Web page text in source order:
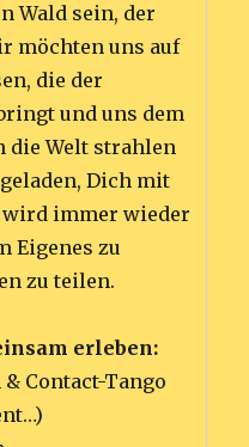
Wald sein, der
möchten uns auf
die der
und uns dem
die Welt strahlen
Dich mit
immer wieder
Eigenes zu
zu teilen.
erleben:
Contact-Tango